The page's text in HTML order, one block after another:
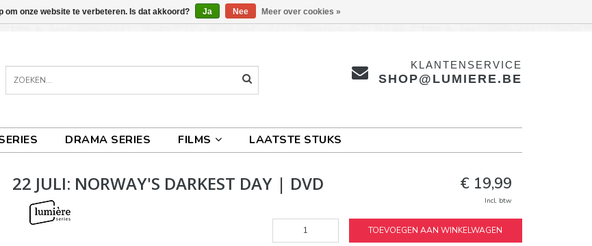
KLANTENSERVICE
SHOP@LUMIERE.BE
DRAMA SERIES FILMS LAATSTE STUKS
22 JULI: NORWAY'S DARKEST DAY | DVD € 19,99
Incl. btw
TOEVOEGEN AAN WINKELWAGEN
om onze website te verbeteren. Is dat akkoord? Ja Nee Meer over cookies »